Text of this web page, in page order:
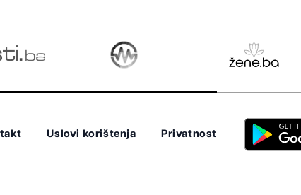
Uslovi korištenja Privatnost